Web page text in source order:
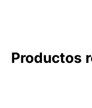
Productos